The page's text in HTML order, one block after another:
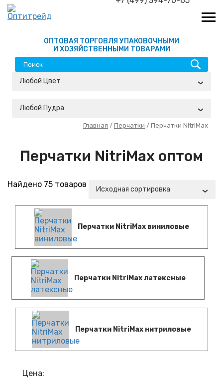
ОПТОВАЯ ТОРГОВЛЯ УПАКОВОЧНЫМИ
И ХОЗЯЙСТВЕННЫМИ ТОВАРАМИ
Любой Цвет
Любой Пудра
Главная / Перчатки / Перчатки NitriMax
Перчатки NitriMax оптом
Найдено 75 товаров
Исходная сортировка
Перчатки NitriMax виниловые
Перчатки NitriMax латексные
Перчатки NitriMax нитриловые
Цена: